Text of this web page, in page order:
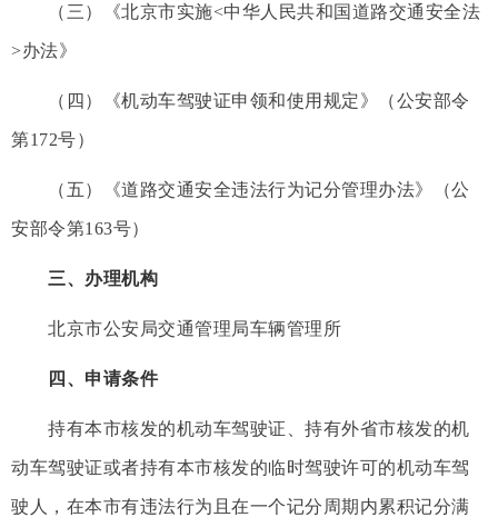
（三）《北京市实施<中华人民共和国道路交通安全法
>办法》
（四）《机动车驾驶证申领和使用规定》（公安部令
第172号）
（五）《道路交通安全违法行为记分管理办法》（公
安部令第163号）
三、办理机构
北京市公安局交通管理局车辆管理所
四、申请条件
持有本市核发的机动车驾驶证、持有外省市核发的机
动车驾驶证或者持有本市核发的临时驾驶许可的机动车驾
驶人，在本市有违法行为且在一个记分周期内累积记分满